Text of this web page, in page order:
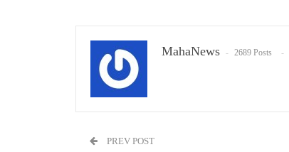
MahaNews 2689 Posts
PREV POST